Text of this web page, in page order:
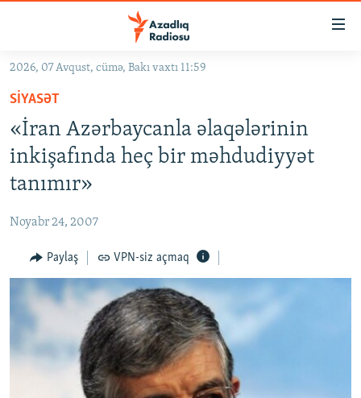
Əsas
qayıt
Əsas
naviqasiyaya
qayıt
Axtarışa
GÜNDƏM
#İZAHLA
KORRUPSIOMETR
#ƏSLINDƏ
QANUNI DOĞRU
ARAŞDIRMA
MULTIMEDIA
FOTOQALEREYA
İNFOQRAFIKA
RADIO ARXIV
AZƏRBAYCAN ƏDƏBIYYATI KITABXANASI
HAQQIMIZDA
MISSIYAMIZ
2026, 07 Avqust, cümə, Bakı vaxtı 11:59
SIYASƏT
«İran Azərbaycanla əlaqələrinin
inkişafında heç bir məhdudiyyət
tanımır»
Noyabr 24, 2007
Paylaş VPN-siz açmaq